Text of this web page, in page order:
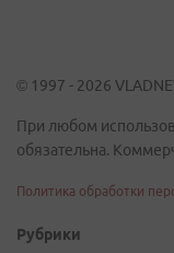
© 1997 - 2026
При любом
обязательна.
Политика обработки
Рубрики